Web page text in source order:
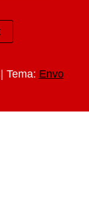
| Tema: Envo